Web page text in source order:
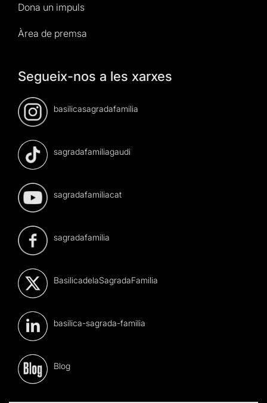
Dona un impuls
Àrea de premsa
Segueix-nos a les xarxes
basilicasagradafamilia
sagradafamiliagaudi
sagradafamiliacat
sagradafamilia
BasilicadelaSagradaFamilia
basilica-sagrada-familia
Blog